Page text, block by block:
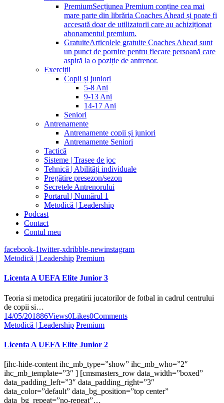
PremiumSecțiunea Premium conține cea mai
mare parte din librăria Coaches Ahead și poate fi
accesată doar de utilizatorii care au achiziționat
abonamentul premium.
GratuiteArticolele gratuite Coaches Ahead sunt
un punct de pornire pentru fiecare persoană care
aspiră la o poziție de antrenor.
Exerciții
Copii și juniori
5-8 Ani
9-13 Ani
14-17 Ani
Seniori
Antrenamente
Antrenamente copii și juniori
Antrenamente Seniori
Tactică
Sisteme | Trasee de joc
Tehnică | Abilități individuale
Pregătire presezon/sezon
Secretele Antrenorului
Portarul | Numărul 1
Metodică | Leadership
Podcast
Contact
Contul meu
facebook-1twitter-xdribble-newinstagram
Metodică | Leadership Premium
Licenta A UEFA Elite Junior 3
Teoria si metodica pregatirii jucatorilor de fotbal in cadrul centrului
de copii si…
14/05/201886Views0Likes0Comments
Metodică | Leadership Premium
Licenta A UEFA Elite Junior 2
[ihc-hide-content ihc_mb_type=”show” ihc_mb_who=”2″
ihc_mb_template=”3″ ] [cmsmasters_row data_width=”boxed”
data_padding_left=”3″ data_padding_right=”3″
data_color=”default” data_bg_position=”top center”
data_bg_repeat=”no-repeat”…